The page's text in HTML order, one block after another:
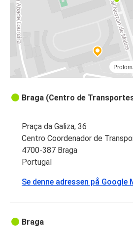
Braga (Centro de
Praça da Galiza, 36
Centro Coordenador de
4700-387 Braga
Portugal
Se denne adressen på Google
Braga